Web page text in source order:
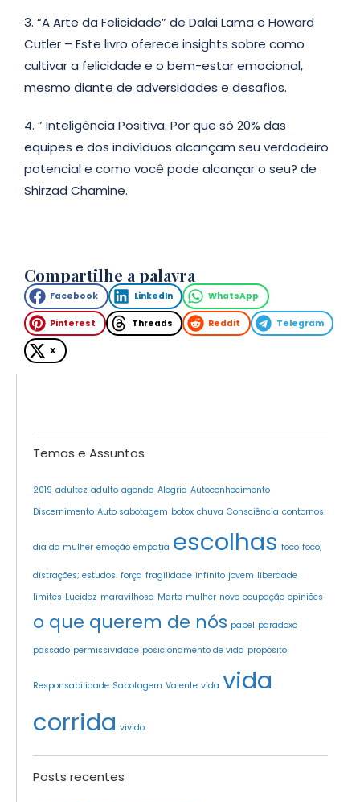
Temas e Assuntos
2019 adultez adulto agenda Alegria Autoconhecimento
Discernimento Auto sabotagem botox chuva Consciência contornos
dia da mulher emoção empatia escolhas foco foco;
distrações; estudos. força fragilidade infinito jovem liberdade
limites Lucidez maravilhosa Marte mulher novo ocupação opiniões
o que querem de nós papel paradoxo
passado permissividade posicionamento de vida propósito
Responsabilidade Sabotagem Valente vida vida
corrida vivido
Posts recentes
3. “A Arte da Felicidade” de Dalai Lama e Howard
Cutler – Este livro oferece insights sobre como
cultivar a felicidade e o bem-estar emocional,
mesmo diante de adversidades e desafios.
4. ” Inteligência Positiva. Por que só 20% das
equipes e dos indivíduos alcançam seu verdadeiro
potencial e como você pode alcançar o seu? de
Shirzad Chamine.
Compartilhe a palavra
Facebook LinkedIn WhatsApp
Pinterest Threads Reddit Telegram
X